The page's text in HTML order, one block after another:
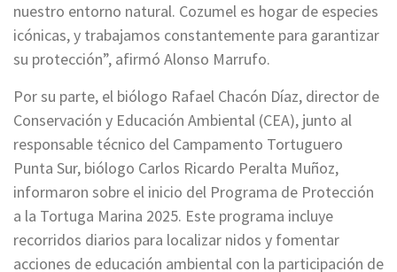
nuestro entorno natural. Cozumel es hogar de especies
icónicas, y trabajamos constantemente para garantizar
su protección”, afirmó Alonso Marrufo.
Por su parte, el biólogo Rafael Chacón Díaz, director de
Conservación y Educación Ambiental (CEA), junto al
responsable técnico del Campamento Tortuguero
Punta Sur, biólogo Carlos Ricardo Peralta Muñoz,
informaron sobre el inicio del Programa de Protección
a la Tortuga Marina 2025. Este programa incluye
recorridos diarios para localizar nidos y fomentar
acciones de educación ambiental con la participación de